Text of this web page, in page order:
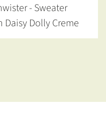
- Sweater
Daisy Dolly Creme